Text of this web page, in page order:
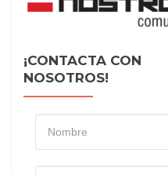
¡CONTACTA CON
NOSOTROS!